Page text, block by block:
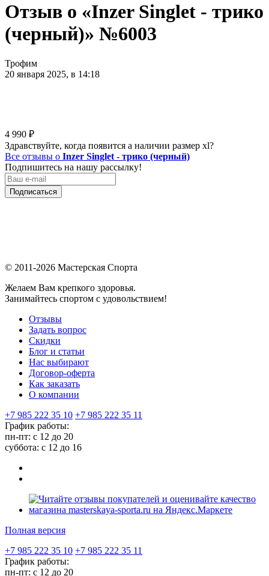
Отзыв о «Inzer Singlet - трико
(черный)» №6003
Трофим
20 января 2025, в 14:18
4 990 ₽
Здравствуйте, когда появится а наличии размер xl?
Все отзывы о Inzer Singlet - трико (черный)
Подпишитесь на нашу рассылку!
Подписаться
© 2011-2026 Мастерская Спорта
Желаем Вам крепкого здоровья.
Занимайтесь спортом с удовольствием!
Отзывы
Задать вопрос
Скидки
Блог и статьи
Нас выбирают
Договор-оферта
Как заказать
О компании
+7 985 222 35 10 +7 985 222 35 11
График работы:
пн-пт: с 12 до 20
суббота: c 12 до 16
Полная версия
+7 985 222 35 10 +7 985 222 35 11
График работы:
пн-пт: с 12 до 20